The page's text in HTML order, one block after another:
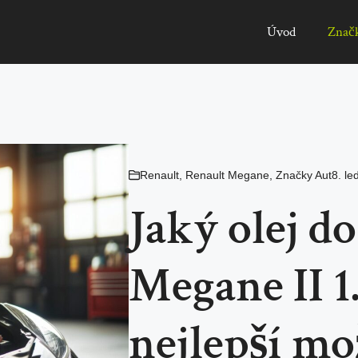
Úvod
Renault, Renault Megane, Značky Aut8.
Jaký olej
Megane II
nejlepší